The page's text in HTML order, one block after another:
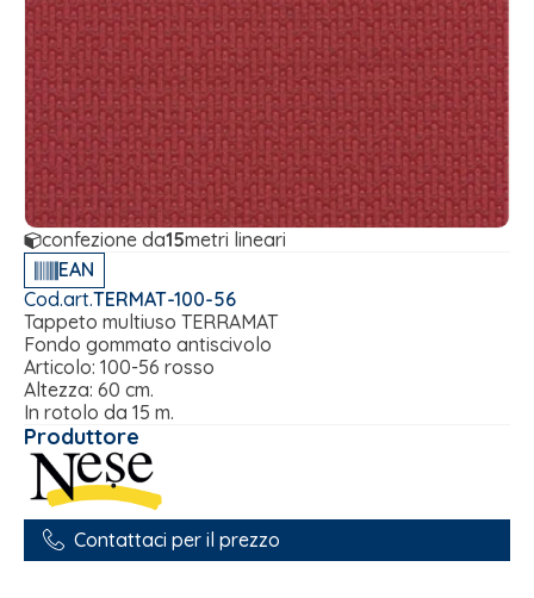
confezione da15metri lineari
EAN
Cod.art.TERMAT-100-56
Tappeto multiuso TERRAMAT
Fondo gommato antiscivolo
Articolo: 100-56 rosso
Altezza: 60 cm.
In rotolo da 15 m.
Produttore
Contattaci per il prezzo